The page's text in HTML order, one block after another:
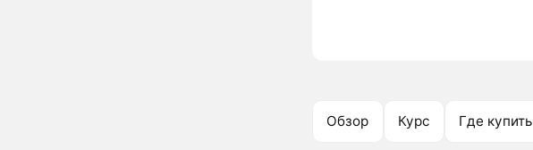
Обзор Курс Где купить